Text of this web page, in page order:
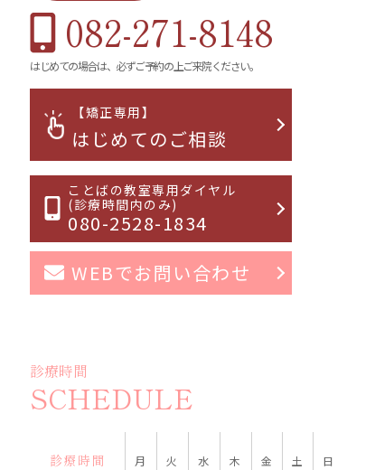
082-271-8148
はじめての場合は、必ずご予約の上ご来院ください。
【矯正専用】
はじめてのご相談
ことばの教室専用ダイヤル
(診療時間内のみ)
080-2528-1834
WEBでお問い合わせ
診療時間
SCHEDULE
診療時間 月 火 水 木 金 土 日